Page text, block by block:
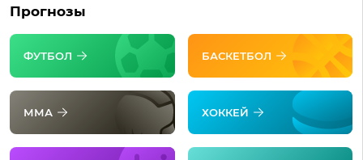
Прогнозы
ФУТБОЛ БАСКЕТБОЛ
ММА ХОККЕЙ